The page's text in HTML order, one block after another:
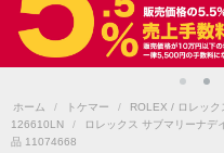
ホーム / トケマー / ROLEX / ロレック
126610LN
/
ロレックス サブマリーナ
品 11074668